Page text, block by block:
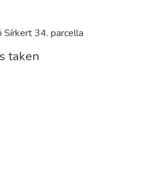
Sírkert 34. parcella
taken